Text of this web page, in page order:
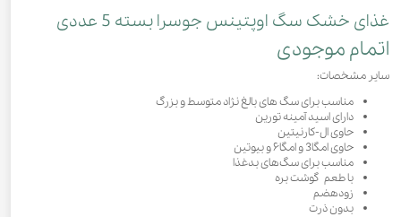
غذای خشک سگ اوپتینس جوسرا بسته 5 عددی
اتمام موجودی
سایر مشخصات:
مناسب برای سگ های بالغ نژاد متوسط و بزرگ
دارای اسید آمینه تورین
حاوی ال-کارنیتین
حاوی امگا3 و امگا۶ و بیوتین
مناسب برای سگ‌های بدغذا
با طعم گوشت بره
زودهضم
بدون ذرت